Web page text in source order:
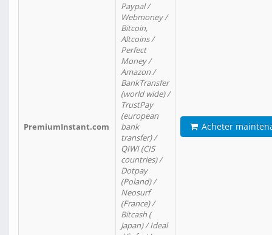
PremiumInstant.com
Paypal /
Webmoney /
Bitcoin,
Altcoins /
Perfect
Money /
Amazon /
BankTransfer
(world wide) /
TrustPay
(european
bank
transfer) /
QIWI (CIS
countries) /
Dotpay
(Poland) /
Neosurf
(France) /
Bitcash (
Japan) / Ideal
Acheter